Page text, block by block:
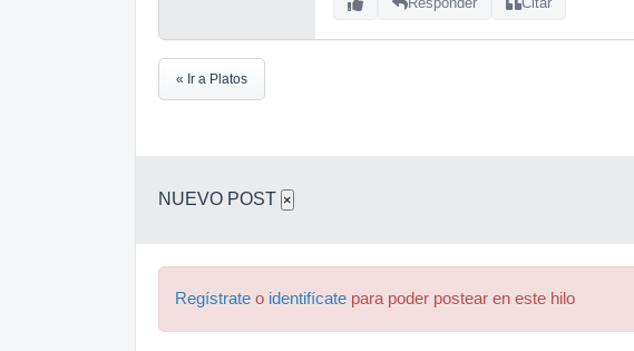
« Ir a Platos
NUEVO POST ×
Regístrate o identifícate para poder postear en este hilo